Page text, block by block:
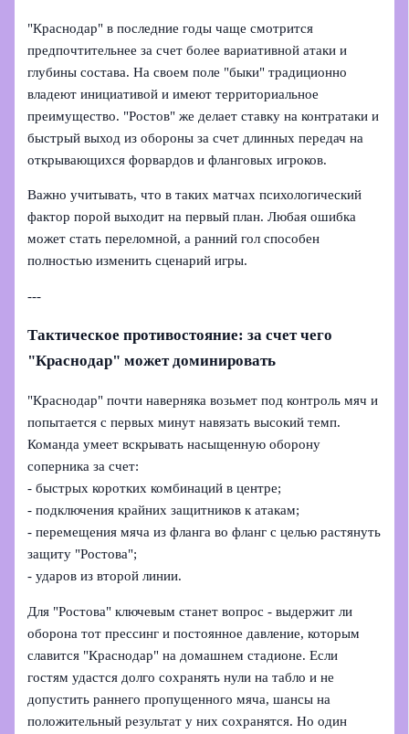
"Краснодар" в последние годы чаще смотрится
предпочтительнее за счет более вариативной атаки и
глубины состава. На своем поле "быки" традиционно
владеют инициативой и имеют территориальное
преимущество. "Ростов" же делает ставку на контратаки и
быстрый выход из обороны за счет длинных передач на
открывающихся форвардов и фланговых игроков.
Важно учитывать, что в таких матчах психологический
фактор порой выходит на первый план. Любая ошибка
может стать переломной, а ранний гол способен
полностью изменить сценарий игры.
---
Тактическое противостояние: за счет чего
"Краснодар" может доминировать
"Краснодар" почти наверняка возьмет под контроль мяч и
попытается с первых минут навязать высокий темп.
Команда умеет вскрывать насыщенную оборону
соперника за счет:
- быстрых коротких комбинаций в центре;
- подключения крайних защитников к атакам;
- перемещения мяча из фланга во фланг с целью растянуть
защиту "Ростова";
- ударов из второй линии.
Для "Ростова" ключевым станет вопрос - выдержит ли
оборона тот прессинг и постоянное давление, которым
славится "Краснодар" на домашнем стадионе. Если
гостям удастся долго сохранять нули на табло и не
допустить раннего пропущенного мяча, шансы на
положительный результат у них сохранятся. Но один